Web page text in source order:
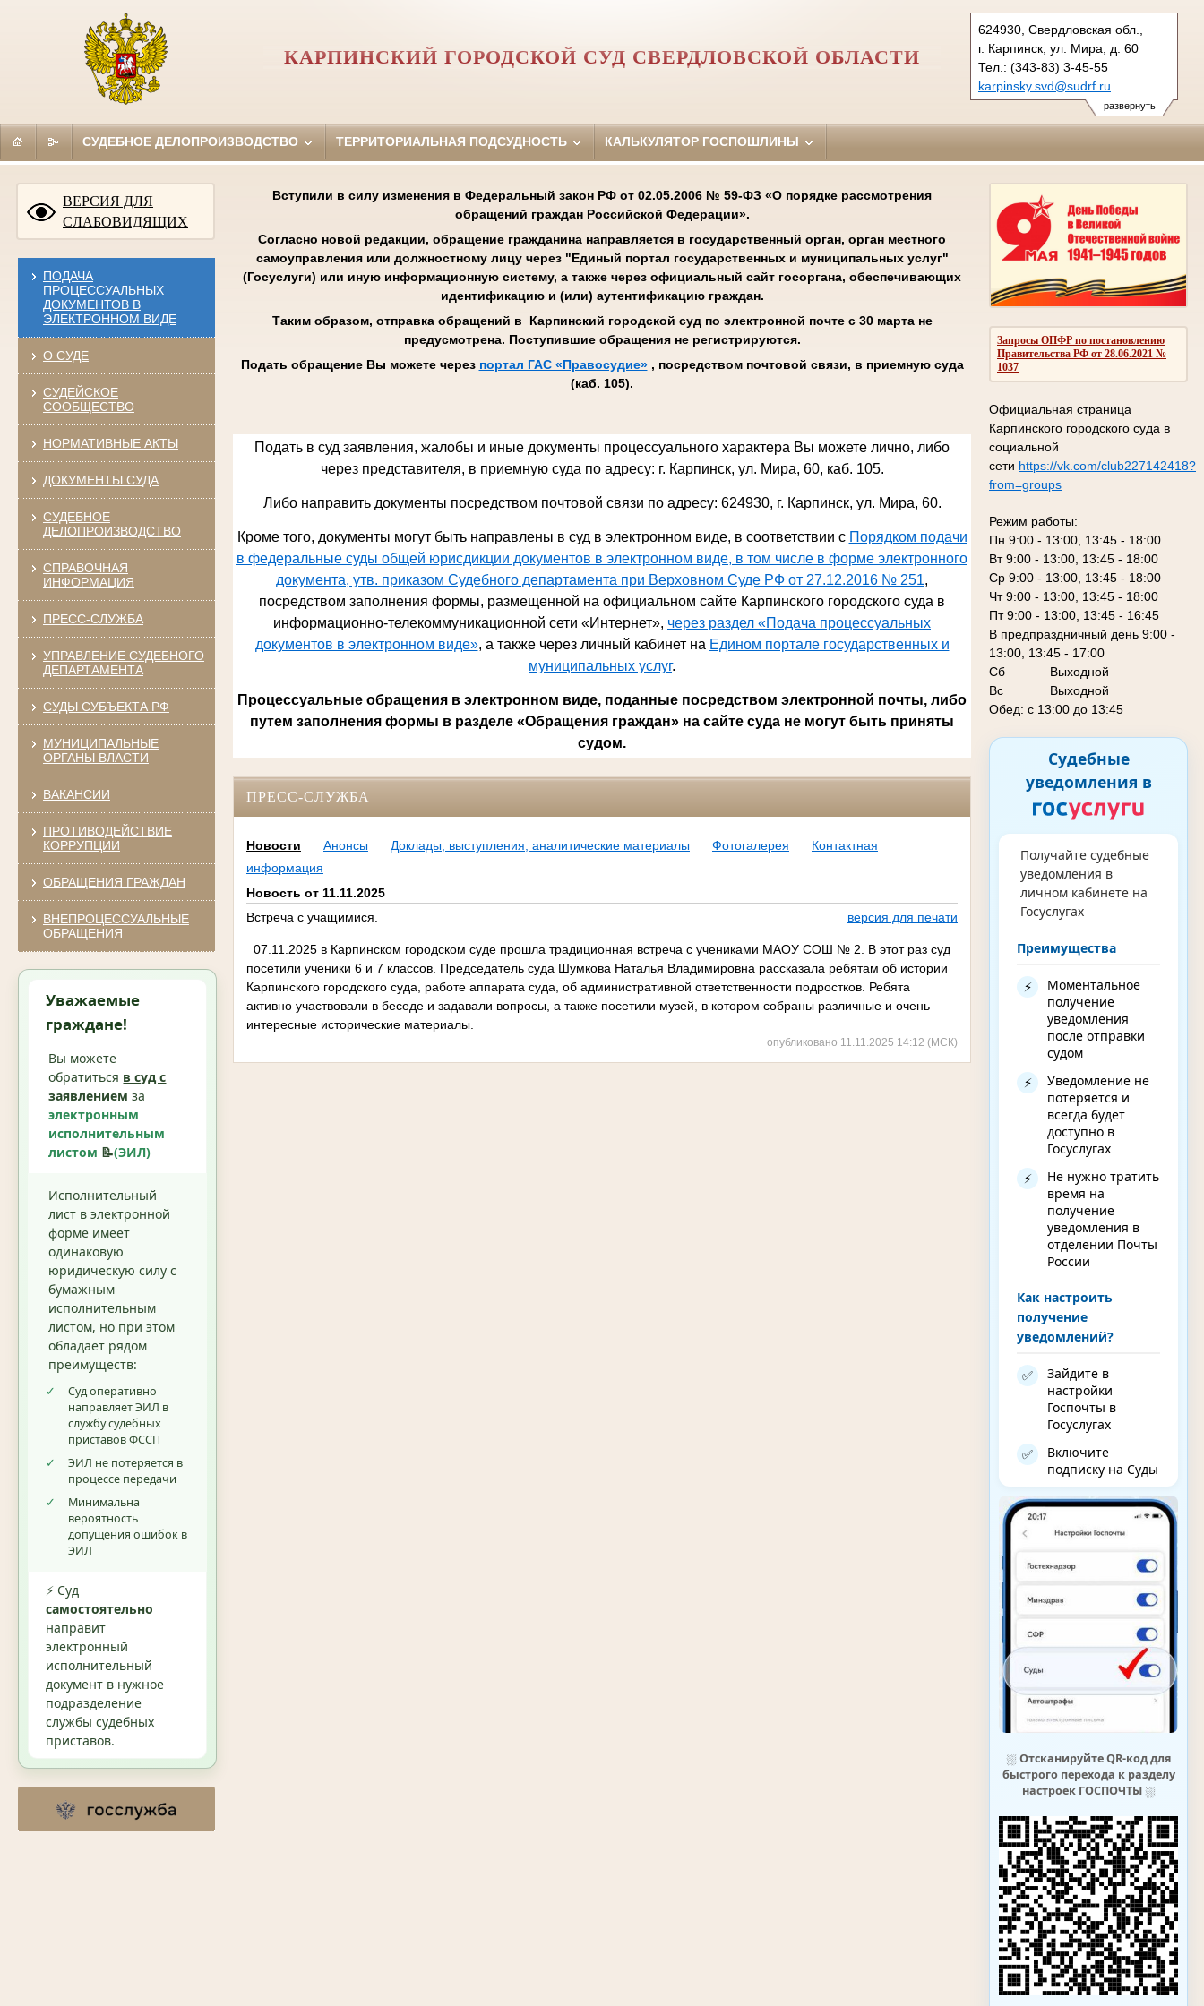
развернуть
624930, Свердловская обл.,
г. Карпинск, ул. Мира, д. 60
Тел.: (343-83) 3-45-55
karpinsky.svd@sudrf.ru
КАРПИНСКИЙ ГОРОДСКОЙ СУД СВЕРДЛОВСКОЙ ОБЛАСТИ
СУДЕБНОЕ ДЕЛОПРОИЗВОДСТВО ТЕРРИТОРИАЛЬНАЯ ПОДСУДНОСТЬ КАЛЬКУЛЯТОР ГОСПОШЛИНЫ
ВЕРСИЯ ДЛЯ
СЛАБОВИДЯЩИХ
ПОДАЧА
ПРОЦЕССУАЛЬНЫХ
ДОКУМЕНТОВ В
ЭЛЕКТРОННОМ ВИДЕ
О СУДЕ
СУДЕЙСКОЕ
СООБЩЕСТВО
НОРМАТИВНЫЕ АКТЫ
ДОКУМЕНТЫ СУДА
СУДЕБНОЕ
ДЕЛОПРОИЗВОДСТВО
СПРАВОЧНАЯ
ИНФОРМАЦИЯ
ПРЕСС-СЛУЖБА
УПРАВЛЕНИЕ СУДЕБНОГО
ДЕПАРТАМЕНТА
СУДЫ СУБЪЕКТА РФ
МУНИЦИПАЛЬНЫЕ
ОРГАНЫ ВЛАСТИ
ВАКАНСИИ
ПРОТИВОДЕЙСТВИЕ
КОРРУПЦИИ
ОБРАЩЕНИЯ ГРАЖДАН
ВНЕПРОЦЕССУАЛЬНЫЕ
ОБРАЩЕНИЯ
Уважаемые
граждане!
Вы можете
обратиться в суд с
заявлениемза
электронным
исполнительным
листом 📝(ЭИЛ)
Исполнительный
лист в электронной
форме имеет
одинаковую
юридическую силу с
бумажным
исполнительным
листом, но при этом
обладает рядом
преимуществ:
✓
Суд оперативно
направляет ЭИЛ в
службу судебных
приставов ФССП
✓
ЭИЛ не потеряется в
процессе передачи
✓
Минимальна
вероятность
допущения ошибок в
ЭИЛ
⚡ Суд
самостоятельно
направит
электронный
исполнительный
документ в нужное
подразделение
службы судебных
приставов.
Запросы ОПФР по постановлению
Правительства РФ от 28.06.2021 №
1037
Официальная страница
Карпинского городского суда в
социальной
сети https://vk.com/club227142418?
from=groups
Режим работы:
Пн 9:00 - 13:00, 13:45 - 18:00
Вт 9:00 - 13:00, 13:45 - 18:00
Ср 9:00 - 13:00, 13:45 - 18:00
Чт 9:00 - 13:00, 13:45 - 18:00
Пт 9:00 - 13:00, 13:45 - 16:45
В предпраздничный день 9:00 -
13:00, 13:45 - 17:00
Сб
Выходной
Вс Выходной
Обед: с 13:00 до 13:45
Судебные
уведомления в
Получайте судебные
уведомления в
личном кабинете на
Госуслугах
Преимущества
⚡
Моментальное
получение
уведомления
после отправки
судом
⚡
Уведомление не
потеряется и
всегда будет
доступно в
Госуслугах
⚡
Не нужно тратить
время на
получение
уведомления в
отделении Почты
России
Как настроить
получение
уведомлений?
✅
Зайдите в
настройки
Госпочты в
Госуслугах
✅
Включите
подписку на Суды
⛆ Отсканируйте QR-код для
быстрого перехода к разделу
настроек ГОСПОЧТЫ⛆
Вступили в силу изменения в Федеральный закон РФ от 02.05.2006 № 59-ФЗ «О порядке рассмотрения
обращений граждан Российской Федерации».
Согласно новой редакции, обращение гражданина направляется в государственный орган, орган местного
самоуправления или должностному лицу через "Единый портал государственных и муниципальных услуг"
(Госуслуги) или иную информационную систему, а также через официальный сайт госоргана, обеспечивающих
идентификацию и (или) аутентификацию граждан.
Таким образом, отправка обращений в Карпинский городской суд по электронной почте с 30 марта не
предусмотрена. Поступившие обращения не регистрируются.
Подать обращение Вы можете через портал ГАС «Правосудие», посредством почтовой связи, в приемную суда
(каб. 105).
Подать в суд заявления, жалобы и иные документы процессуального характера Вы можете лично, либо
через представителя, в приемную суда по адресу: г. Карпинск, ул. Мира, 60, каб. 105.
Либо направить документы посредством почтовой связи по адресу: 624930, г. Карпинск, ул. Мира, 60.
Кроме того, документы могут быть направлены в суд в электронном виде, в соответствии с Порядком подачи
в федеральные суды общей юрисдикции документов в электронном виде, в том числе в форме электронного
документа, утв. приказом Судебного департамента при Верховном Суде РФ от 27.12.2016 № 251,
посредством заполнения формы, размещенной на официальном сайте Карпинского городского суда в
информационно-телекоммуникационной сети «Интернет», через раздел «Подача процессуальных
документов в электронном виде», а также через личный кабинет на Едином портале государственных и
муниципальных услуг.
Процессуальные обращения в электронном виде, поданные посредством электронной почты, либо
путем заполнения формы в разделе «Обращения граждан» на сайте суда не могут быть приняты
судом.
ПРЕСС-СЛУЖБА
Новости Анонсы Доклады, выступления, аналитические материалы Фотогалерея
Контактная
информация
Новость от 11.11.2025
Встреча с учащимися.
версия для печати
07.11.2025 в Карпинском городском суде прошла традиционная встреча с учениками МАОУ СОШ № 2. В этот раз суд
посетили ученики 6 и 7 классов. Председатель суда Шумкова Наталья Владимировна рассказала ребятам об истории
Карпинского городского суда, работе аппарата суда, об административной ответственности подростков. Ребята
активно участвовали в беседе и задавали вопросы, а также посетили музей, в котором собраны различные и очень
интересные исторические материалы.
опубликовано 11.11.2025 14:12 (МСК)